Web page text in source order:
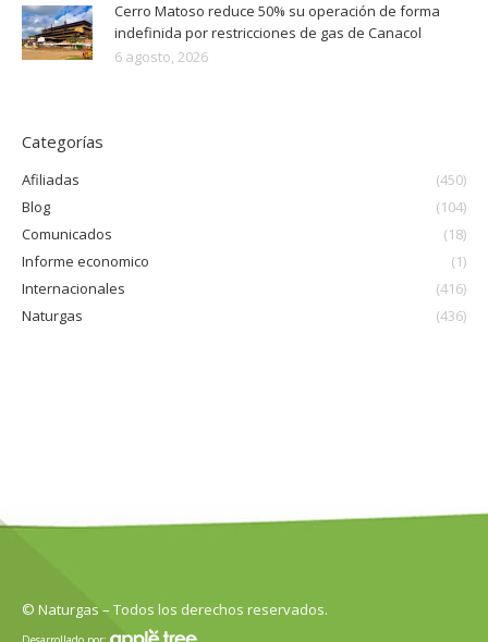
Cerro Matoso reduce 50% su operación de forma
indefinida por restricciones de gas de Canacol
6 agosto, 2026
Categorías
Afiliadas
(450)
Blog
(104)
Comunicados
(18)
Informe economico
(1)
Internacionales
(416)
Naturgas
(436)
© Naturgas – Todos los derechos reservados.